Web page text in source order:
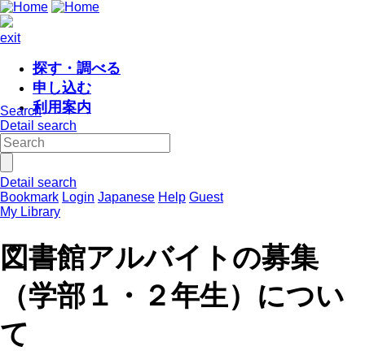
exit
探す・調べる
申し込む
利用案内
Search
Detail search
Detail search
Bookmark Login Japanese Help Guest
My Library
図書館アルバイトの募集
（学部１・２年生）につい
て